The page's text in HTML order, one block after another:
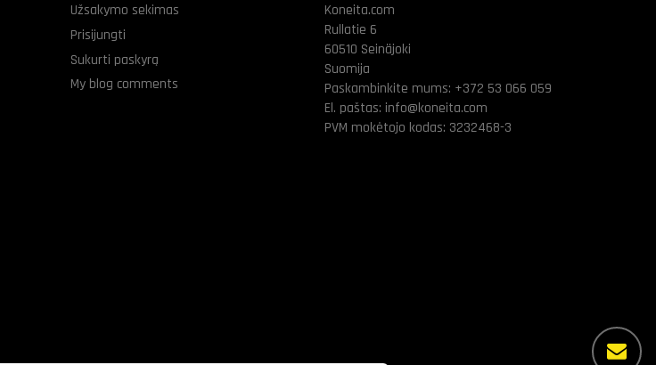
Užsakymo sekimas
Prisijungti
Sukurti paskyrą
My blog comments
Koneita.com
Rullatie 6
60510 Seinäjoki
Suomija
Paskambinkite mums: +372 53 066 059
El. paštas: info@koneita.com
PVM mokėtojo kodas: 3232468-3